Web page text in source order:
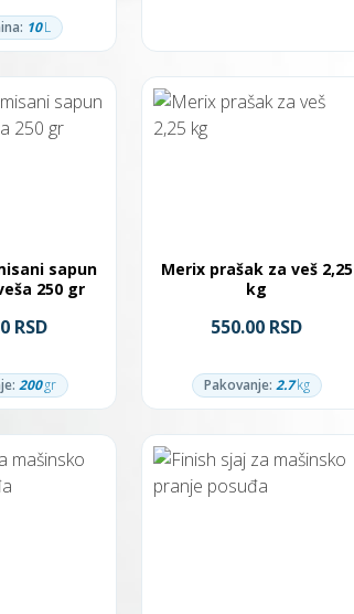
10L
sapun
250 gr
RSD
200gr
Merix prašak za veš 2,25
kg
550.00 RSD
Pakovanje: 2.7kg